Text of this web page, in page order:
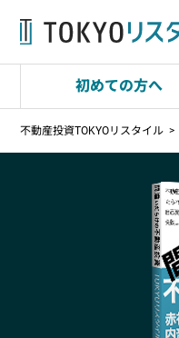
初めての方へ
不動産投資TOKYOリスタイル